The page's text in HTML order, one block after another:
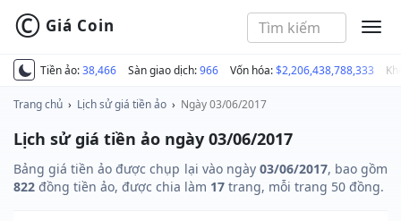
Tiền ảo:38,466 Sàn giao dịch:966 Vốn hóa:$2,206,438,788,333
© Giá Coin
Trang chủ › Lịch sử giá tiền ảo › Ngày 03/06/2017
Lịch sử giá tiền ảo ngày 03/06/2017
Bảng giá tiền ảo được chụp lại vào ngày 03/06/2017, bao gồm
822 đồng tiền ảo, được chia làm 17 trang, mỗi trang 50 đồng.